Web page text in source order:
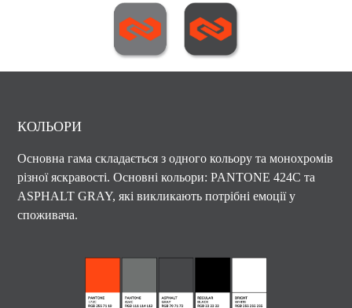
КОЛЬОРИ
Основна гама складається з одного кольору та монохромів
різної яскравості. Основні кольори: PANTONE 424C та
ASPHALT GRAY, які викликають потрібні емоції у
споживача.